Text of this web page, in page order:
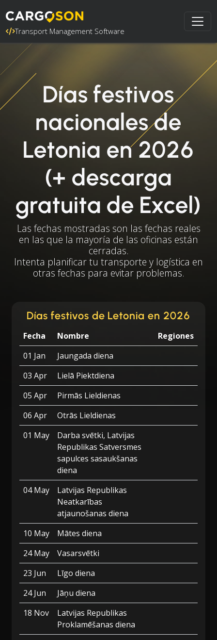
Transport Management Software
Días festivos
nacionales de
Letonia en 2026
(+ descarga
gratuita de Excel)
Las fechas mostradas son las fechas reales
en las que la mayoría de las oficinas están
cerradas.
Intenta planificar tu transporte y logística en
otras fechas para evitar problemas.
Días festivos de Letonia en 2026
Fecha Nombre
Regiones
01 Jan
Jaungada diena
03 Apr
Lielā Piektdiena
05 Apr
Pirmās Lieldienas
06 Apr
Otrās Lieldienas
01 May
Darba svētki, Latvijas
Republikas Satversmes
sapulces sasaukšanas
diena
04 May
Latvijas Republikas
Neatkarības
atjaunošanas diena
10 May
Mātes diena
24 May
Vasarsvētki
23 Jun
Līgo diena
24 Jun
Jāņu diena
18 Nov
Latvijas Republikas
Proklamēšanas diena